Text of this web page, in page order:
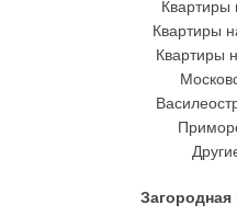
Квартиры
Квартиры